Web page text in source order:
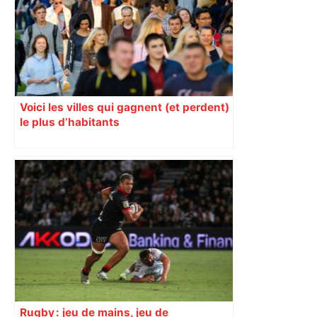
Voici les villes qui gagnent (et perdent)
le plus d’habitants
Rugby : jeu de mains, jeu de